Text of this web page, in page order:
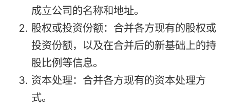
成立公司的名称和地址。
股权或投资份额：合并各方现有的股权或
投资份额，以及在合并后的新基础上的持
股比例等信息。
资本处理：合并各方现有的资本处理方
式。